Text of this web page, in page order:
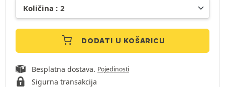
DODATI U KOŠARICU
Besplatna dostava. Pojedinosti
Sigurna transakcija